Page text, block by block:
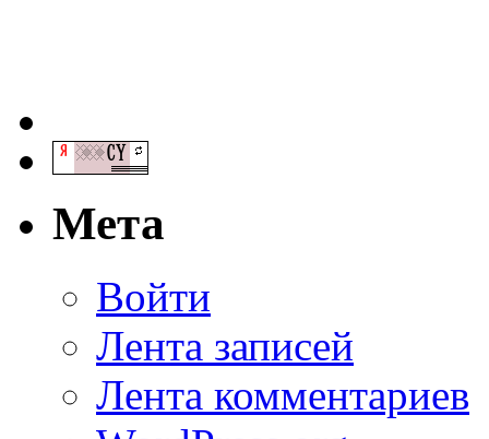
Мета
Войти
Лента записей
Лента комментариев